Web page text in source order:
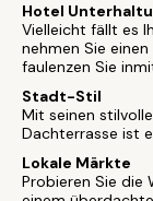
Hotel
Vielleicht fällt es
nehmen Sie
faulenzen Sie
Stadt-Stil
Mit seinen
Dachterrasse ist
Lokale Märkte
Probieren Sie die